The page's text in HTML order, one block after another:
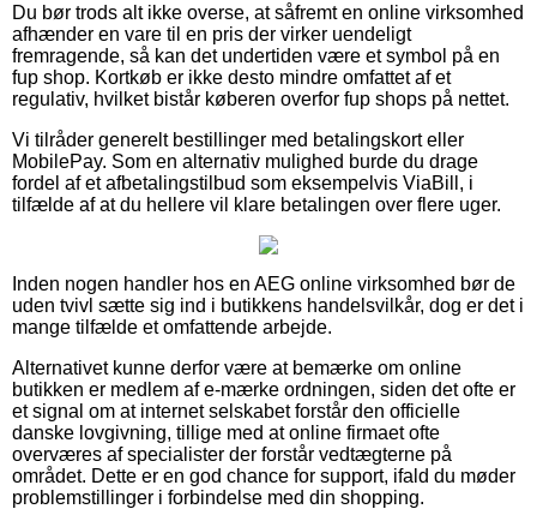
Du bør trods alt ikke overse, at såfremt en online virksomhed
afhænder en vare til en pris der virker uendeligt
fremragende, så kan det undertiden være et symbol på en
fup shop. Kortkøb er ikke desto mindre omfattet af et
regulativ, hvilket bistår køberen overfor fup shops på nettet.
Vi tilråder generelt bestillinger med betalingskort eller
MobilePay. Som en alternativ mulighed burde du drage
fordel af et afbetalingstilbud som eksempelvis ViaBill, i
tilfælde af at du hellere vil klare betalingen over flere uger.
Inden nogen handler hos en AEG online virksomhed bør de
uden tvivl sætte sig ind i butikkens handelsvilkår, dog er det i
mange tilfælde et omfattende arbejde.
Alternativet kunne derfor være at bemærke om online
butikken er medlem af e-mærke ordningen, siden det ofte er
et signal om at internet selskabet forstår den officielle
danske lovgivning, tillige med at online firmaet ofte
overværes af specialister der forstår vedtægterne på
området. Dette er en god chance for support, ifald du møder
problemstillinger i forbindelse med din shopping.